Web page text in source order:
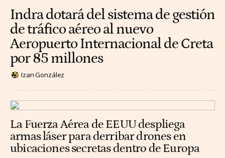
Indra dotará del sistema de gestión
de tráfico aéreo al nuevo
Aeropuerto Internacional de Creta
por 85 millones
Izan González
La Fuerza Aérea de EEUU despliega
armas láser para derribar drones en
ubicaciones secretas dentro de Europa